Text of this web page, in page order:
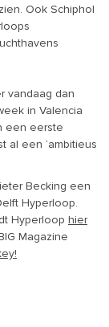
Ook Schiphol
vandaag dan
in Valencia
een eerste
al een ‘ambitieus
Becking een
Hyperloop.
Hyperloop hier
Magazine